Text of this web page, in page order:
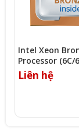
Intel Xeon
Processor (6C/
1.70Ghz,
Liên hệ